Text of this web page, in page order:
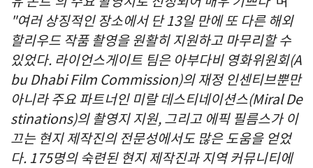
"여러 상징적인 장소에서 단13일 만에 또 다른 해외
할리우드 작품 촬영을 원활히 지원하고 마무리할 수
있었다. 라이언스게이트 팀은 아부다비 영화위원회(A
bu Dhabi Film Commission)의 재정 인센티브뿐만
아니라 주요 파트너인 미랄 데스티네이션스(Miral De
stinations)의 촬영지 지원, 그리고 에픽 필름스가 이
끄는 현지 제작진의 전문성에서도 많은 도움을 얻었
다. 175명의 숙련된 현지 제작진과 지역 커뮤니티에